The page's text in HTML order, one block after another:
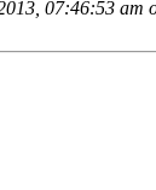
07:46:53 am